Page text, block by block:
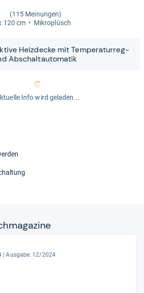
(115 Meinungen)
120 cm Mikro­plüsch
Heiz­de­cke mit Tem­pe­ra­tur­reg­
Abschal­t­au­to­ma­tik
Info wird geladen...
Ausgabe: 12/2024